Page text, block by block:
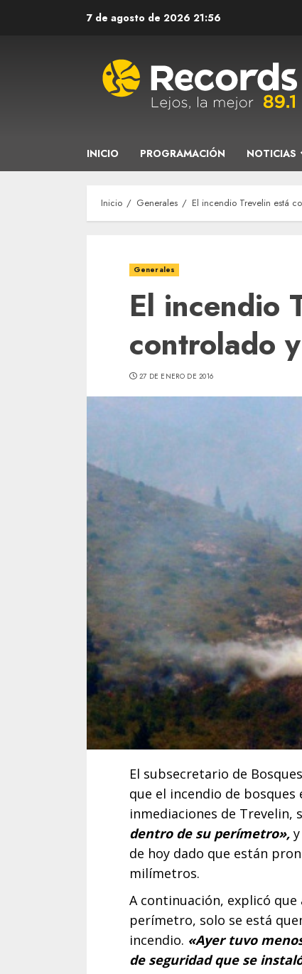
7 de agosto de 2026 21:56
INICIO PROGRAMACIÓN NOTICIAS
Inicio Generales El incendio Trevelin está
Generales
El incendio
controlado
27 DE ENERO DE 2016
El subsecretario de
que el incendio de bosques
inmediaciones de Trevelin,
dentro de su perímetro»,
de hoy dado que están
milímetros.
A continuación, explicó
perímetro, solo se está
incendio. «Ayer tuvo
de seguridad que se